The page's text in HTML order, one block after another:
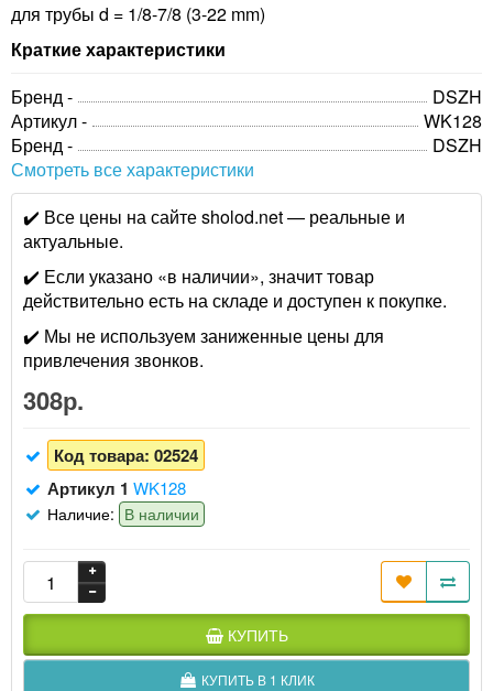
для трубы d = 1/8-7/8 (3-22 mm)
Краткие характеристики
Бренд -
DSZH
Артикул -
WK128
Бренд -
DSZH
Смотреть все характеристики
✔️ Все цены на сайте sholod.net — реальные и
актуальные.
✔️ Если указано «в наличии», значит товар
действительно есть на складе и доступен к покупке.
✔️ Мы не используем заниженные цены для
привлечения звонков.
308р.
Код товара: 02524
Артикул 1 WK128
Наличие: В наличии
КУПИТЬ
КУПИТЬ В 1 КЛИК